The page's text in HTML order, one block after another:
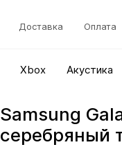
Доставка Оплата
Xbox Акустика
Samsung
серебряный